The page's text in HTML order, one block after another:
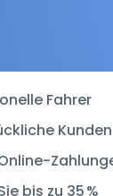
Fahrer
Kunden
bis zu 35 %